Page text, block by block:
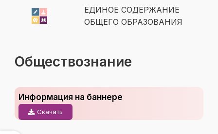
ЕДИНОЕ СОДЕРЖАНИЕ
ОБЩЕГО ОБРАЗОВАНИЯ
Обществознание
Информация на баннере
Скачать